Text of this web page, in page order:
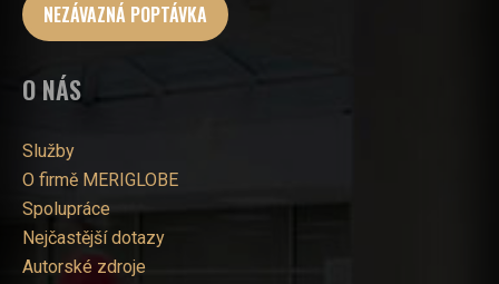
NEZÁVAZNÁ POPTÁVKA
O NÁS
Služby
O firmě MERIGLOBE
Spolupráce
Nejčastější dotazy
Autorské zdroje